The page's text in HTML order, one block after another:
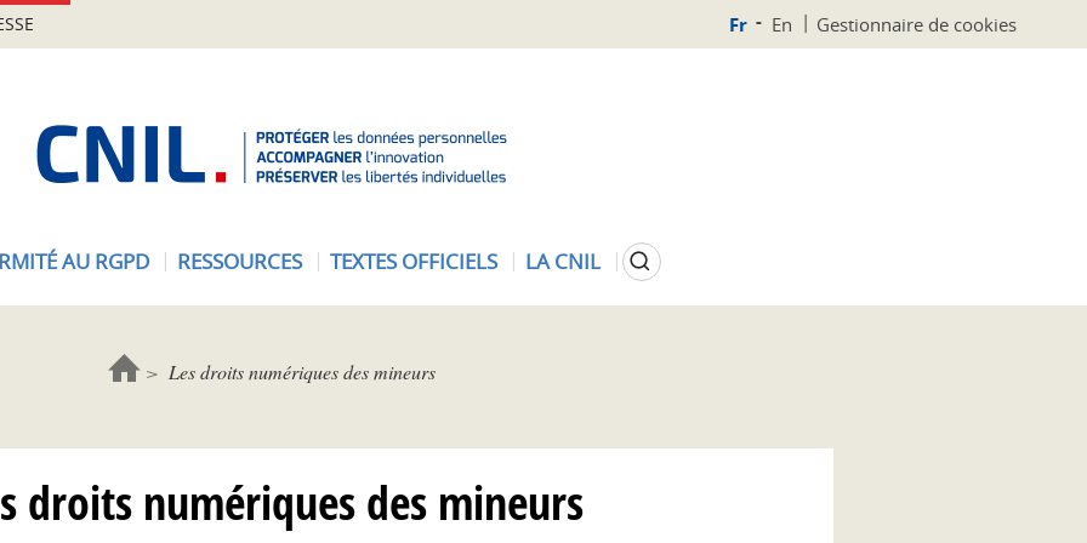
Fr En Gestionnaire de cookies
AU RGPD RESSOURCES TEXTES OFFICIELS LA CNIL Rechercher
Les droits numériques des mineurs
droits numériques des mineurs